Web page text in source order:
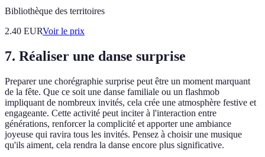
Bibliothèque des territoires
2.40 EURVoir le prix
7. Réaliser une danse surprise
Preparer une chorégraphie surprise peut être un moment marquant
de la fête. Que ce soit une danse familiale ou un flashmob
impliquant de nombreux invités, cela crée une atmosphère festive et
engageante. Cette activité peut inciter à l'interaction entre
générations, renforcer la complicité et apporter une ambiance
joyeuse qui ravira tous les invités. Pensez à choisir une musique
qu'ils aiment, cela rendra la danse encore plus significative.